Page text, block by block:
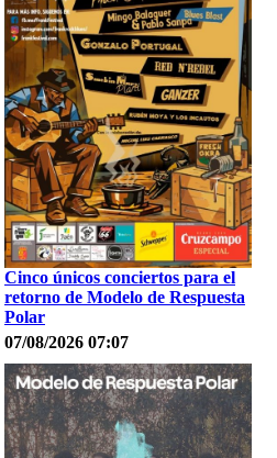
Cinco únicos conciertos para el
retorno de Modelo de Respuesta
Polar
07/08/2026 07:07